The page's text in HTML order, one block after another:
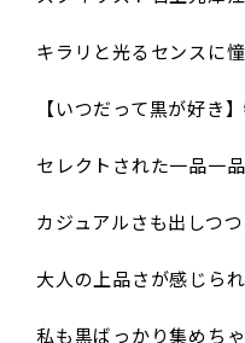
キラリと光るセンスに
【いつだって黒が好き】
セレクトされた一品一
カジュアルさも出しつつ
大人の上品さが感じら
私も黒ばっかり集めち